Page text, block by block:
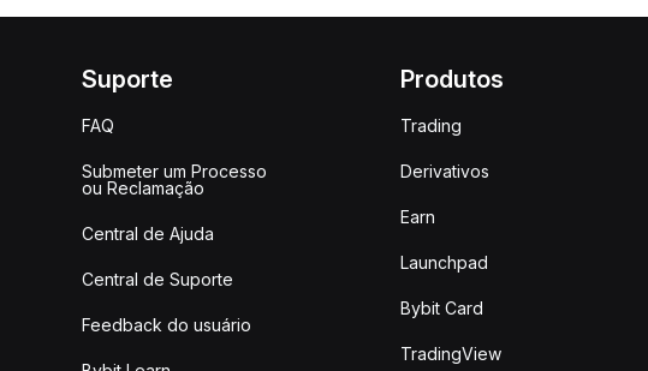
Suporte
FAQ
Submeter um Processo
ou Reclamação
Central de Ajuda
Central de Suporte
Feedback do usuário
Produtos
Trading
Derivativos
Earn
Launchpad
Bybit Card
TradingView